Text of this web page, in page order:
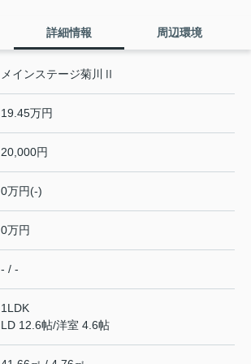
詳細情報 周辺環境
メインステージ菊川Ⅱ
19.45万円
20,000円
0万円(-)
0万円
- / -
1LDK
LD 12.6帖/洋室 4.6帖